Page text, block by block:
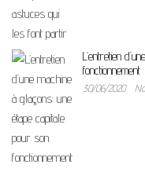
L’entretien
fonctionnement
30/06/2020